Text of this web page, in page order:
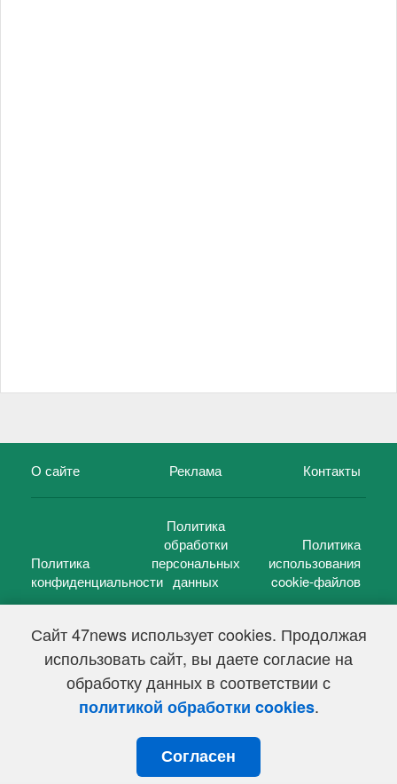
Сайт 47news использует cookies. Продолжая
использовать сайт, вы даете согласие на
обработку данных в соответствии с
политикой обработки cookies.
Согласен
О сайте Реклама Контакты
Политика
конфиденциальности
Политика
обработки
персональных
данных
Политика
использования
cookie-файлов
47 новостей (47 news)2005 — 2026 г.
Свидетельство о регистрации СМИ Эл № ФС 77-39848, выдано
Федеральной службой по надзору в сфере связи,
информационных технологий и массовых коммуникаций